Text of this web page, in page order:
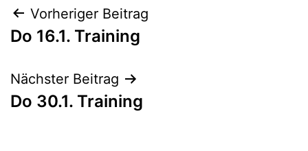
Beitragsnavigation
Vorheriger Beitrag
Do 16.1. Training
Nächster Beitrag
Do 30.1. Training